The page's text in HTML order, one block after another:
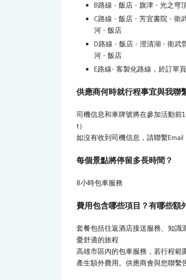
B路線 - 飯店 - 旗津 - 光之穹
C路線 - 飯店 - 芳宜書院 - 衛
河 - 飯店
D路線 - 飯店 - 澄清湖 - 衛武
河 - 飯店
E路線- 客製化路線，於訂單
供應商何時就行程事宜與我聯
司機信息和車牌號將在參加活動前
t）
如沒有收到司機信息，請聯繫
每個景點將停留多長時間？
8小時包車服務
費用包含哪些項目？有哪些額
套餐包括往返酒店接送服務、知識
憂舒適的旅程
高雄市區內的包車服務，若行程範
產生額外費用。供應商會與您聯